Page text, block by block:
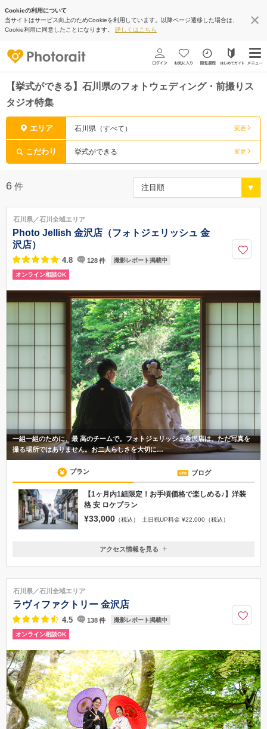
Cookieの利用について
当サイトはサービス向上のためCookieを利用しています。以降ページ遷移した場合は、
Cookie利用に同意したことになります。 詳しくはこちら
【挙式ができる】石川県のフォトウェディング・前撮りス
タジオ特集
エリア 石川県（すべて） 変更
こだわり 挙式ができる 変更
6 件
石川県／石川全域エリア
Photo Jellish 金沢店（フォトジェリッシュ 金
沢店）
4.8 128件 撮影レポート掲載中
オンライン相談OK
一組一組のために、最 高のチームで。フォトジェリッシュ金沢店は、ただ写真を
撮る場所ではありません。お二人らしさを大切に…
プラン ブログ
【1ヶ月内1組限定！お手頃価格で楽しめる♪】洋装
格 安 ロケプラン
¥33,000 （税込） 土日祝UP料金 ¥22,000（税込）
石川県金沢市深谷町チ119-1
す/駐車場：スタジオ敷地内にお停めください
076-201-8988
アクセス情報を見る
石川県／石川全域エリア
ラヴィファクトリー 金沢店
4.5 138件 撮影レポート掲載中
オンライン相談OK